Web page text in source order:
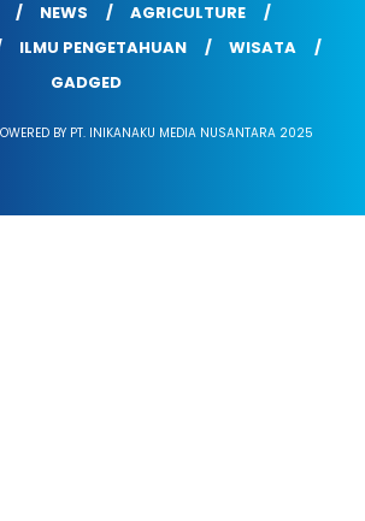
NEWS
AGRICULTURE
ILMU PENGETAHUAN
WISATA
GADGED
BY PT. INIKANAKU MEDIA NUSANTARA 2025